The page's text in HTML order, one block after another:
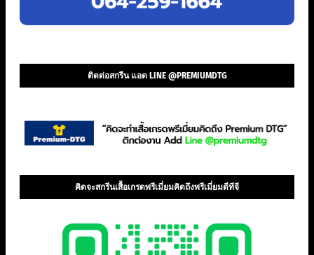
ติดต่อสกรีน แอด LINE @PREMIUMDTG
คิดจะสกรีนเสื้อเกรดพรีเมี่ยมคิดถึงพรีเมี่ยมดีทีจี